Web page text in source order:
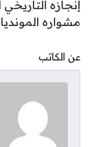
إنجازه
مشواره
عن الكاتب